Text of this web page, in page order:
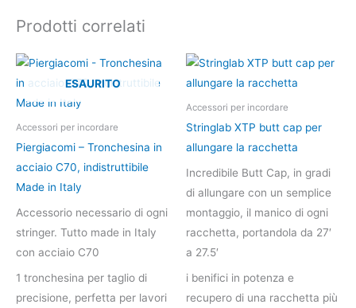
Prodotti correlati
ESAURITO
Accessori per incordare
Piergiacomi – Tronchesina in
acciaio C70, indistruttibile
Made in Italy
Accessorio necessario di ogni
stringer. Tutto made in Italy
con acciaio C70
1 tronchesina per taglio di
precisione, perfetta per lavori
Accessori per incordare
Stringlab XTP butt cap per
allungare la racchetta
Incredibile Butt Cap, in gradi
di allungare con un semplice
montaggio, il manico di ogni
racchetta, portandola da 27′
a 27.5′
i benifici in potenza e
recupero di una racchetta più
Questo
prodotto
più
varianti.
essere
scelte
pagina
del